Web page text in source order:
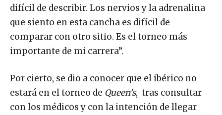
difícil de describir. Los nervios y la adrenalina
que siento en esta cancha es difícil de
comparar con otro sitio. Es el torneo más
importante de mi carrera”.
Por cierto, se dio a conocer que el ibérico no
estará en el torneo de Queen’s, tras consultar
con los médicos y con la intención de llegar